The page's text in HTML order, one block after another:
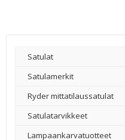
Satulat
Satulamerkit
Ryder mittatilaussatulat
Satulatarvikkeet
–
Lampaankarvatuotteet